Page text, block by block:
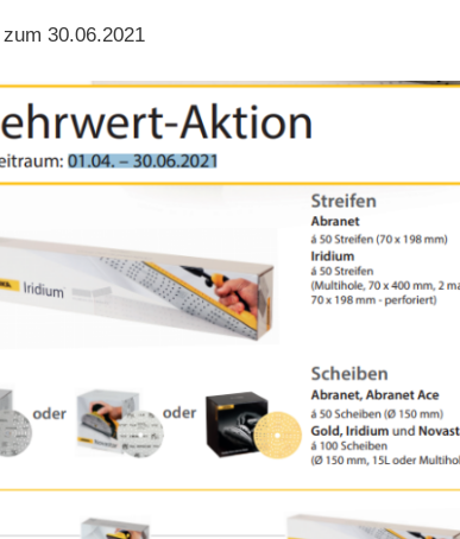
30.06.2021